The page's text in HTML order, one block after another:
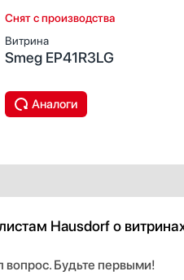
Снят с производства
Витрина
Smeg EP41R3LG
Аналоги
Hausdorf о
вопрос. Будьте первыми!